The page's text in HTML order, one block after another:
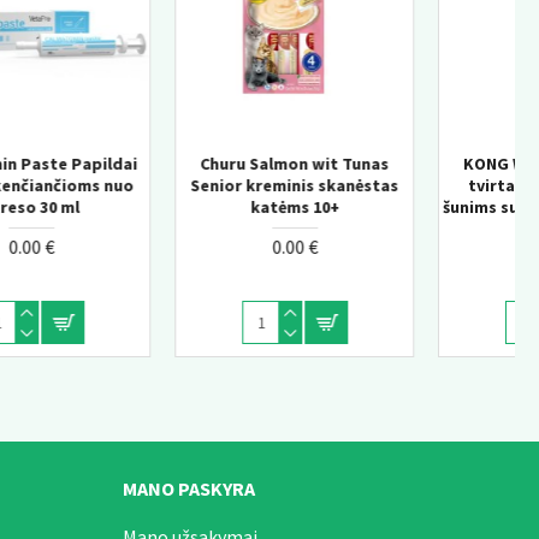
KONG Wild Knots Bear –
tvirtas pliušinis žaislas
šunims su virvės konstrukcija
KONG Knots Chicken
pliušinis žaislas šunims
vidine virve
MANO PASKYRA